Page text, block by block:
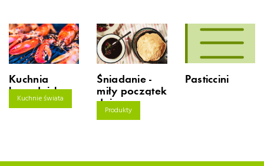
Kuchnia
kanadyjska
Kuchnie świata
Śniadanie -
miły początek
dnia
Produkty
Pasticcini